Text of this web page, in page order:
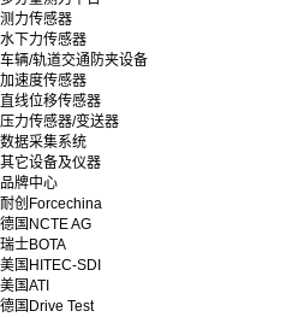
测力传感器
水下力传感器
车辆/轨道交通防夹设备
加速度传感器
直线位移传感器
压力传感器/变送器
数据采集系统
其它设备及仪器
品牌中心
耐创Forcechina
德国NCTE AG
瑞士BOTA
美国HITEC-SDI
美国ATI
德国Drive Test